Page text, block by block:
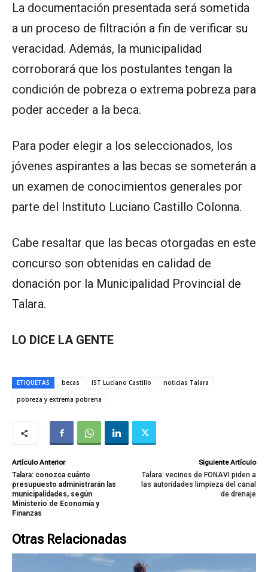
La documentación presentada será sometida
a un proceso de filtración a fin de verificar su
veracidad. Además, la municipalidad
corroborará que los postulantes tengan la
condición de pobreza o extrema pobreza para
poder acceder a la beca.
Para poder elegir a los seleccionados, los
jóvenes aspirantes a las becas se someterán a
un examen de conocimientos generales por
parte del Instituto Luciano Castillo Colonna.
Cabe resaltar que las becas otorgadas en este
concurso son obtenidas en calidad de
donación por la Municipalidad Provincial de
Talara.
LO DICE LA GENTE
ETIQUETAS becas IST Luciano Castillo
noticias Talara
pobreza y extrema pobrena
Artículo Anterior
Talara: conozca cuánto
presupuesto administrarán las
municipalidades, según
Ministerio de Economía y
Finanzas
Siguiente Artículo
Talara: vecinos de FONAVI piden a
las autoridades limpieza del canal
de drenaje
Otras Relacionadas